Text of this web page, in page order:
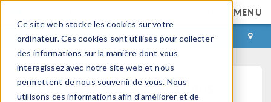
Ce site web stocke les cookies sur votre
ordinateur. Ces cookies sont utilisés pour collecter
des informations sur la manière dont vous
interagissez avec notre site web et nous
permettent de nous souvenir de vous. Nous
utilisons ces informations afin d'améliorer et de
MENU
CONNEXION CONTACT
Bibliothèque d'Applications